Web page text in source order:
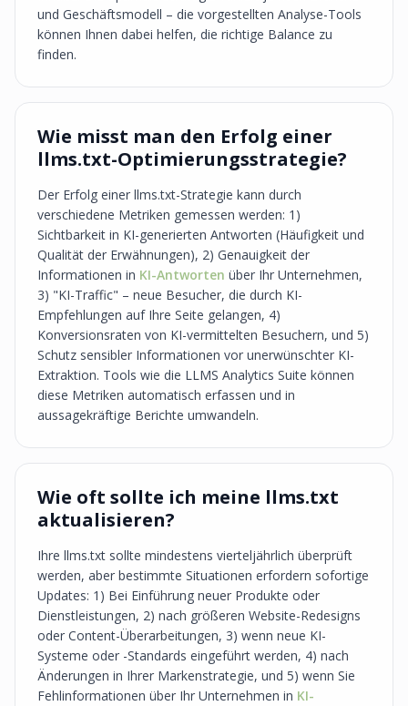
und Geschäftsmodell – die vorgestellten Analyse-Tools
können Ihnen dabei helfen, die richtige Balance zu
finden.
Wie misst man den Erfolg einer
llms.txt-Optimierungsstrategie?
Der Erfolg einer llms.txt-Strategie kann durch
verschiedene Metriken gemessen werden: 1)
Sichtbarkeit in KI-generierten Antworten (Häufigkeit und
Qualität der Erwähnungen), 2) Genauigkeit der
Informationen in KI-Antworten über Ihr Unternehmen,
3) "KI-Traffic" – neue Besucher, die durch KI-
Empfehlungen auf Ihre Seite gelangen, 4)
Konversionsraten von KI-vermittelten Besuchern, und 5)
Schutz sensibler Informationen vor unerwünschter KI-
Extraktion. Tools wie die LLMS Analytics Suite können
diese Metriken automatisch erfassen und in
aussagekräftige Berichte umwandeln.
Wie oft sollte ich meine llms.txt
aktualisieren?
Ihre llms.txt sollte mindestens vierteljährlich überprüft
werden, aber bestimmte Situationen erfordern sofortige
Updates: 1) Bei Einführung neuer Produkte oder
Dienstleistungen, 2) nach größeren Website-Redesigns
oder Content-Überarbeitungen, 3) wenn neue KI-
Systeme oder -Standards eingeführt werden, 4) nach
Änderungen in Ihrer Markenstrategie, und 5) wenn Sie
Fehlinformationen über Ihr Unternehmen in KI-